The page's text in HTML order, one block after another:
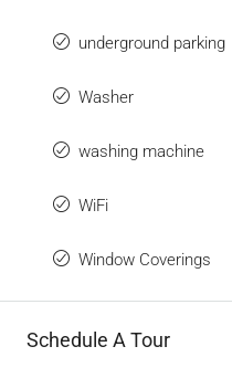
underground parking
Washer
washing machine
WiFi
Window Coverings
Schedule A Tour